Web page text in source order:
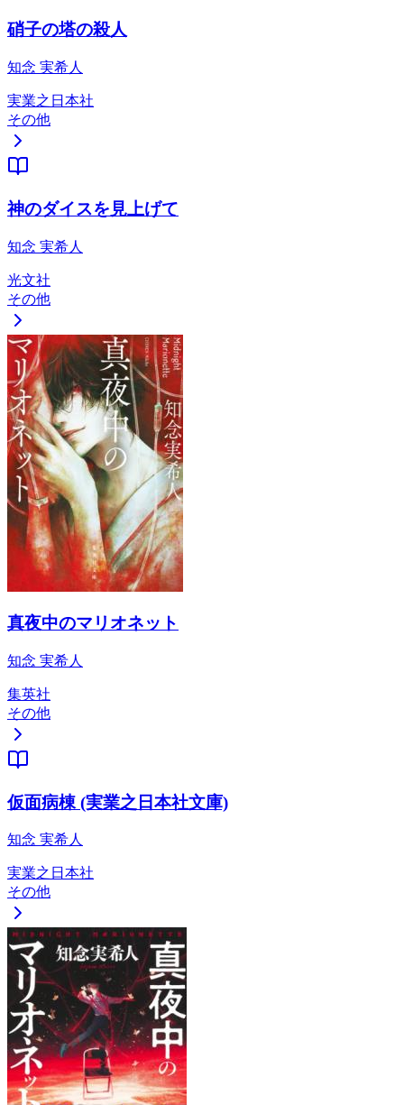
硝子の塔の殺人
知念 実希人
実業之日本社
その他
神のダイスを見上げて
知念 実希人
光文社
その他
真夜中のマリオネット
知念 実希人
集英社
その他
仮面病棟 (実業之日本社文庫)
知念 実希人
実業之日本社
その他